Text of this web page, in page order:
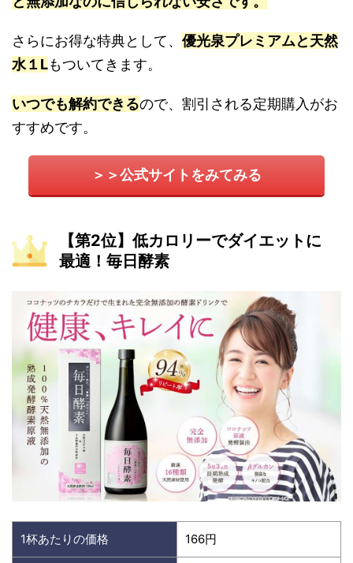
さらにお得な特典として、 優光泉プレミアムと天然
水１Lもついてきます。
いつでも解約できるので、割引される定期購入がお
すすめです。
＞＞公式サイトをみてみる
【第2位】低カロリーでダイエットに
最適！毎日酵素
1杯あたりの価格 166円